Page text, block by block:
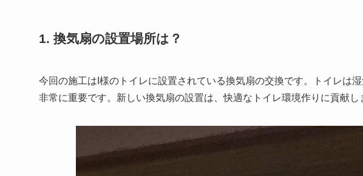
1. 換気扇の設置場所は？
今回の施工はI様のトイレに設置されている換気扇の交換です。トイレは
非常に重要です。新しい換気扇の設置は、快適なトイレ環境作りに貢献し